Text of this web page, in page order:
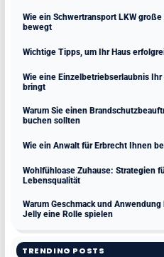
Wie ein Schwertransport LKW
bewegt
Wichtige Tipps, um Ihr Haus
Wie eine Einzelbetriebserlaubnis
bringt
Warum Sie einen
buchen sollten
Wie ein Anwalt für Erbrecht Ihnen
Wohlfühloase Zuhause: Strategien
Lebensqualität
Warum Geschmack und Anwendung
Jelly eine Rolle spielen
TRENDING POSTS